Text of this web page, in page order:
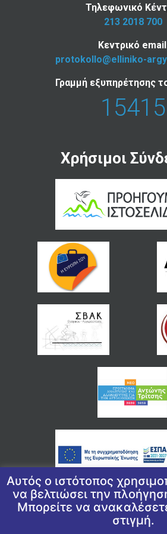
Τηλεφωνικό
213 2018 700
Κεντρικό
protokollo@elliniko-
Γραμμή εξυπηρέτησης
15415
Χρήσιμοι
© 2026 COPYRIGHT ΔΗΜΟΣ
ΠΟΛΙΤΙΚΉ
Αυτός ο ιστότοπος
να βελτιώσει την
Μπορείτε να
στιγμή.